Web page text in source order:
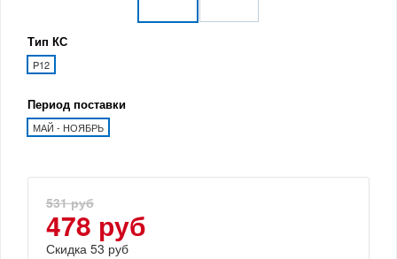
Тип КС
P12
Период поставки
МАЙ - НОЯБРЬ
531 руб
478 руб
Скидка 53 руб